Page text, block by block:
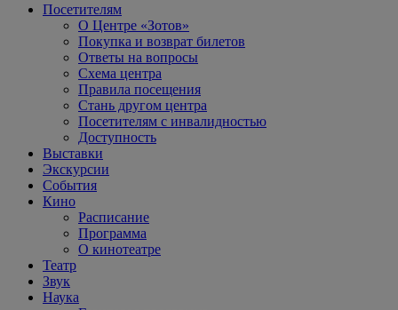
Посетителям
О Центре «Зотов»
Покупка и возврат билетов
Ответы на вопросы
Схема центра
Правила посещения
Стань другом центра
Посетителям с инвалидностью
Доступность
Выставки
Экскурсии
События
Кино
Расписание
Программа
О кинотеатре
Театр
Звук
Наука